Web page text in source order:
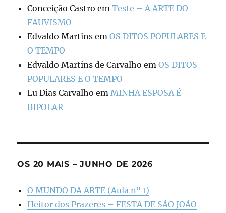
Conceição Castro emTeste – A ARTE DO
FAUVISMO
Edvaldo Martins emOS DITOS POPULARES E
O TEMPO
Edvaldo Martins de Carvalho emOS DITOS
POPULARES E O TEMPO
Lu Dias Carvalho emMINHA ESPOSA É
BIPOLAR
OS 20 MAIS – JUNHO DE 2026
O MUNDO DA ARTE (Aula nº 1)
Heitor dos Prazeres – FESTA DE SÃO JOÃO